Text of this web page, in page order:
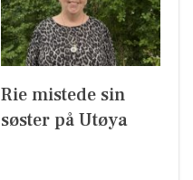
Rie mistede sin
søster på Utøya